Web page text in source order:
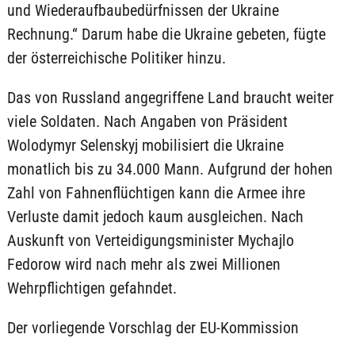
und Wiederaufbaubedürfnissen der Ukraine
Rechnung.“ Darum habe die Ukraine gebeten, fügte
der österreichische Politiker hinzu.
Das von Russland angegriffene Land braucht weiter
viele Soldaten. Nach Angaben von Präsident
Wolodymyr Selenskyj mobilisiert die Ukraine
monatlich bis zu 34.000 Mann. Aufgrund der hohen
Zahl von Fahnenflüchtigen kann die Armee ihre
Verluste damit jedoch kaum ausgleichen. Nach
Auskunft von Verteidigungsminister Mychajlo
Fedorow wird nach mehr als zwei Millionen
Wehrpflichtigen gefahndet.
Der vorliegende Vorschlag der EU-Kommission